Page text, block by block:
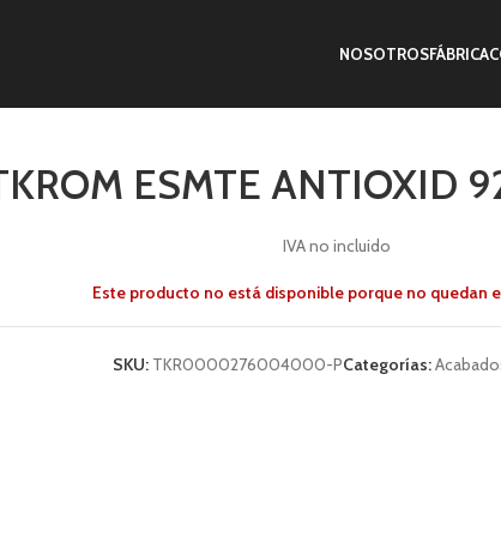
NOSOTROSFÁBRICA
ESMTE ANTIOXID
IVA no incluido
Este producto no está disponible porque no quedan
SKU: TKR0000276004000-PCategorías: